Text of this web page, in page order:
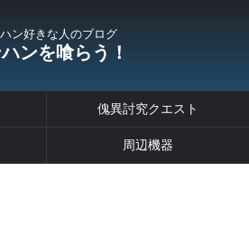
ン好きな人のブログ
ンを喰らう！
傀異討究クエスト
周辺機器